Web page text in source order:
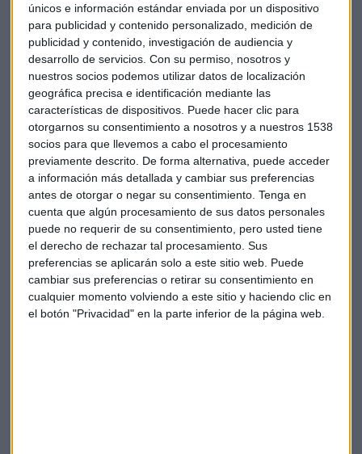
únicos e información estándar enviada por un dispositivo
para publicidad y contenido personalizado, medición de
publicidad y contenido, investigación de audiencia y
desarrollo de servicios. Con su permiso, nosotros y
nuestros socios podemos utilizar datos de localización
geográfica precisa e identificación mediante las
características de dispositivos. Puede hacer clic para
otorgarnos su consentimiento a nosotros y a nuestros 1538
socios para que llevemos a cabo el procesamiento
previamente descrito. De forma alternativa, puede acceder
a información más detallada y cambiar sus preferencias
antes de otorgar o negar su consentimiento. Tenga en
cuenta que algún procesamiento de sus datos personales
puede no requerir de su consentimiento, pero usted tiene
el derecho de rechazar tal procesamiento. Sus
preferencias se aplicarán solo a este sitio web. Puede
cambiar sus preferencias o retirar su consentimiento en
cualquier momento volviendo a este sitio y haciendo clic en
el botón "Privacidad" en la parte inferior de la página web.
Puede leer aquí el comunicado completo leído por Janet
Yellen en el Comité Bancario del Senado eneste enlace
Tipos de interés FED EEUU Janet yellen
Reserva federal
Suscríbete a nuestros boletines
Te enviaremos las noticias más importantes del día